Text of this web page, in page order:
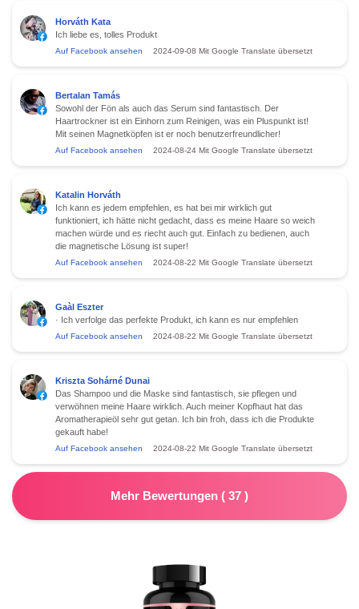
Horváth Kata
Ich liebe es, tolles Produkt
Auf Facebook ansehen 2024-09-08 Mit Google Translate übersetzt
Bertalan Tamás
Sowohl der Fön als auch das Serum sind fantastisch. Der
Haartrockner ist ein Einhorn zum Reinigen, was ein Pluspunkt ist!
Mit seinen Magnetköpfen ist er noch benutzerfreundlicher!
Auf Facebook ansehen 2024-08-24 Mit Google Translate übersetzt
Katalin Horváth
Ich kann es jedem empfehlen, es hat bei mir wirklich gut
funktioniert, ich hätte nicht gedacht, dass es meine Haare so weich
machen würde und es riecht auch gut. Einfach zu bedienen, auch
die magnetische Lösung ist super!
Auf Facebook ansehen 2024-08-22 Mit Google Translate übersetzt
Gaàl Eszter
· Ich verfolge das perfekte Produkt, ich kann es nur empfehlen
Auf Facebook ansehen 2024-08-22 Mit Google Translate übersetzt
Kriszta Sohárné Dunai
Das Shampoo und die Maske sind fantastisch, sie pflegen und
verwöhnen meine Haare wirklich. Auch meiner Kopfhaut hat das
Aromatherapieöl sehr gut getan. Ich bin froh, dass ich die Produkte
gekauft habe!
Auf Facebook ansehen 2024-08-22 Mit Google Translate übersetzt
Mehr Bewertungen ( 37 )